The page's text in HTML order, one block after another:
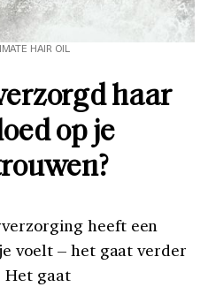
HAIR OIL
haar
op je
heeft een
voelt – het gaat verder
gaat